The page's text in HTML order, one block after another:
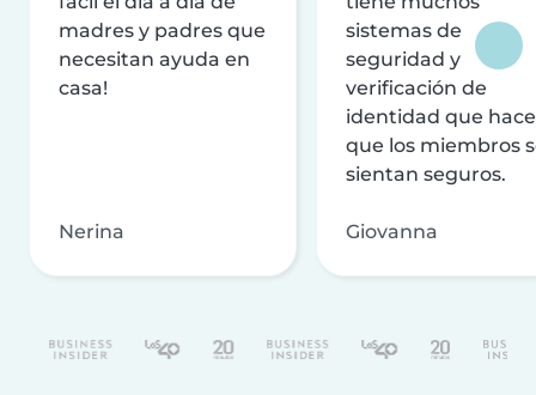
madres y padres que
necesitan ayuda en
casa!
Nerina
sistemas de
seguridad y
verificación de
identidad que
que los miembros
sientan seguros.
Giovanna